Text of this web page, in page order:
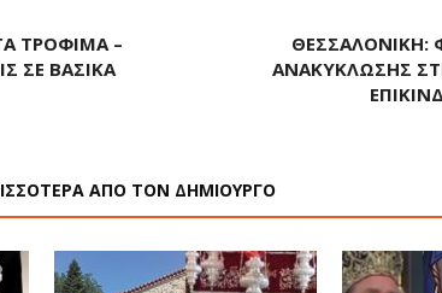
ΤΡΌΦΙΜΑ –
ΣΕ ΒΑΣΙΚΆ
ΘΕΣΣΑΛΟΝΊΚΗ:
ΑΝΑΚΎΚΛΩΣΗΣ
ΑΠΟ ΤΟΝ ΔΗΜΙΟΥΡΓΟ